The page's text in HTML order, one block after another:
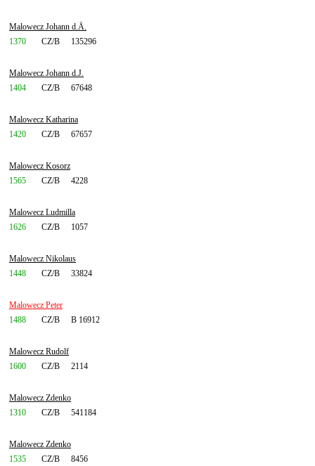
Malowecz Johann d.Ä.
1370
CZ/B 135296
Malowecz Johann d.J.
1404
CZ/B 67648
Malowecz Katharina
1420
CZ/B 67657
Malowecz Kosorz
1565
CZ/B 4228
Malowecz Ludmilla
1626
CZ/B 1057
Malowecz Nikolaus
1448
CZ/B 33824
Malowecz Peter
1488
CZ/B B 16912
Malowecz Rudolf
1600
CZ/B 2114
Malowecz Zdenko
1310
CZ/B 541184
Malowecz Zdenko
1535
CZ/B 8456